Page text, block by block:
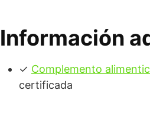
Información
✓ Complemento
certificada